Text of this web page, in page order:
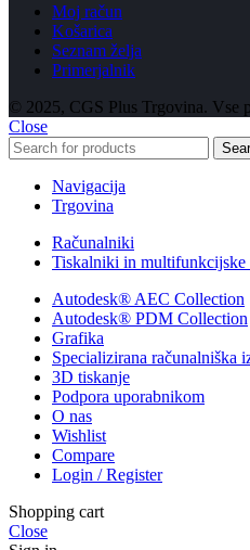
Moj račun
Košarica
Seznam želja
Primerjalnik
© 2025, CGS Plus Trgovina. Vse
Close
Navigacija
Trgovina
Računalniki
Tiskalniki in multifunkcijske
Autodesk® AEC Collection
Autodesk® PDM Collection
Grafika
Specializirana računalniška
3D tiskanje
Podpora uporabnikom
O nas
Wishlist
Compare
Login / Register
Shopping cart
Close